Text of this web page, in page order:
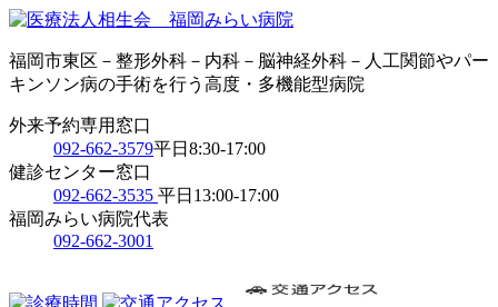
福岡市東区－整形外科－内科－脳神経外科－人工関節やパー
キンソン病の手術を行う高度・多機能型病院
外来予約専用窓口
092-662-3579平日8:30-17:00
健診センター窓口
092-662-3535 平日13:00-17:00
福岡みらい病院代表
092-662-3001